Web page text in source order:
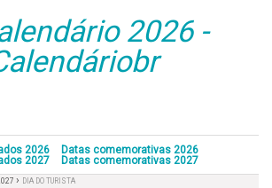
2026 -
2026
Datas comemorativas 2026
2027 Datas comemorativas 2027
› DIA DO TURISTA